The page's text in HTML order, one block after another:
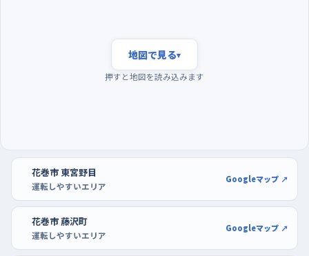
と花巻松園町店があり、店に入る車が急に減速することもある
から、車間はいつもより広めに。
練習は朝いちばんに、駐車は屋根のある大型店の平面
から、練習には向いている。曜日でいえば、木曜や週末より、車の
少ない月曜や火曜の朝が気楽だ。
駐車の練習は、区画がはっきりしていて通路も広い大型店の駐車
場がいい。花巻ツインプラザやショッピングセンターna・te・moな
地図で見る▾
押すと地図を読み込みます
花巻市 東宮野目
運転しやすいエリア
Googleマップ ↗
花巻市 藤沢町
運転しやすいエリア
Googleマップ ↗